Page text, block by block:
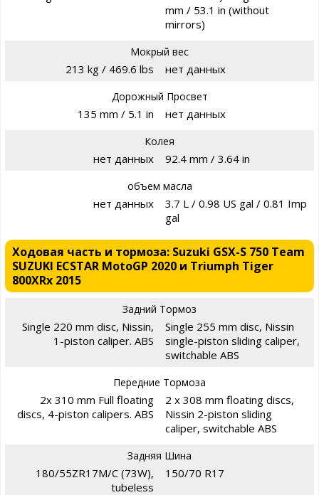
mm / 53.1 in (without
mirrors)
Мокрый вес
213 kg / 469.6 lbs нет данных
Дорожный Просвет
135 mm / 5.1 in нет данных
Колея
нет данных 92.4 mm / 3.64 in
объем масла
нет данных
3.7 L / 0.98 US gal / 0.81 Imp
gal
Ходовая часть и тормоза: Suzuki GSX-S 750 Team
SUZUKI ECSTAR MotoGP 2020 и Triumph Tiger
800XRx 2015
Задний Тормоз
Single 220 mm disc, Nissin,
1-piston caliper. ABS
Single 255 mm disc, Nissin
single-piston sliding caliper,
switchable ABS
Передние Тормоза
2x 310 mm Full floating
discs, 4-piston calipers. ABS
2 x 308 mm floating discs,
Nissin 2-piston sliding
caliper, switchable ABS
Задняя Шина
180/55ZR17M/C (73W),
tubeless
150/70 R17